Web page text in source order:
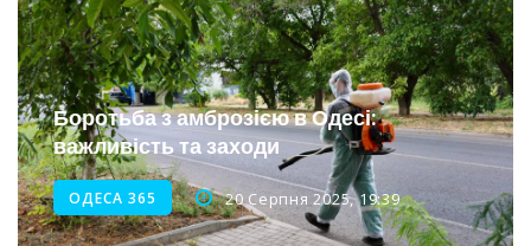
Інтеграція ветеранів в українське суспільство
Нічна атака на Одесу: наслідки обстрілу
Енергетична підтримка для Одеси
Водопостачання в Одесі: нові локації для підвезення води
Боротьба з амброзією в Одесі:
важливість та заходи
ОДЕСА 365 20 Серпня 2025, 19:39